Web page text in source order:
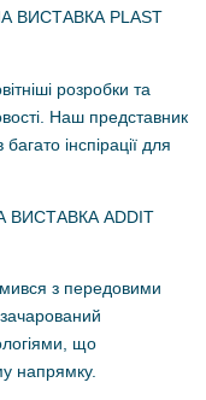
ВИСТАВКА PLAST
розробки та
Наш представник
інспірації для
ВИСТАВКА ADDIT
з передовими
що
напрямку.